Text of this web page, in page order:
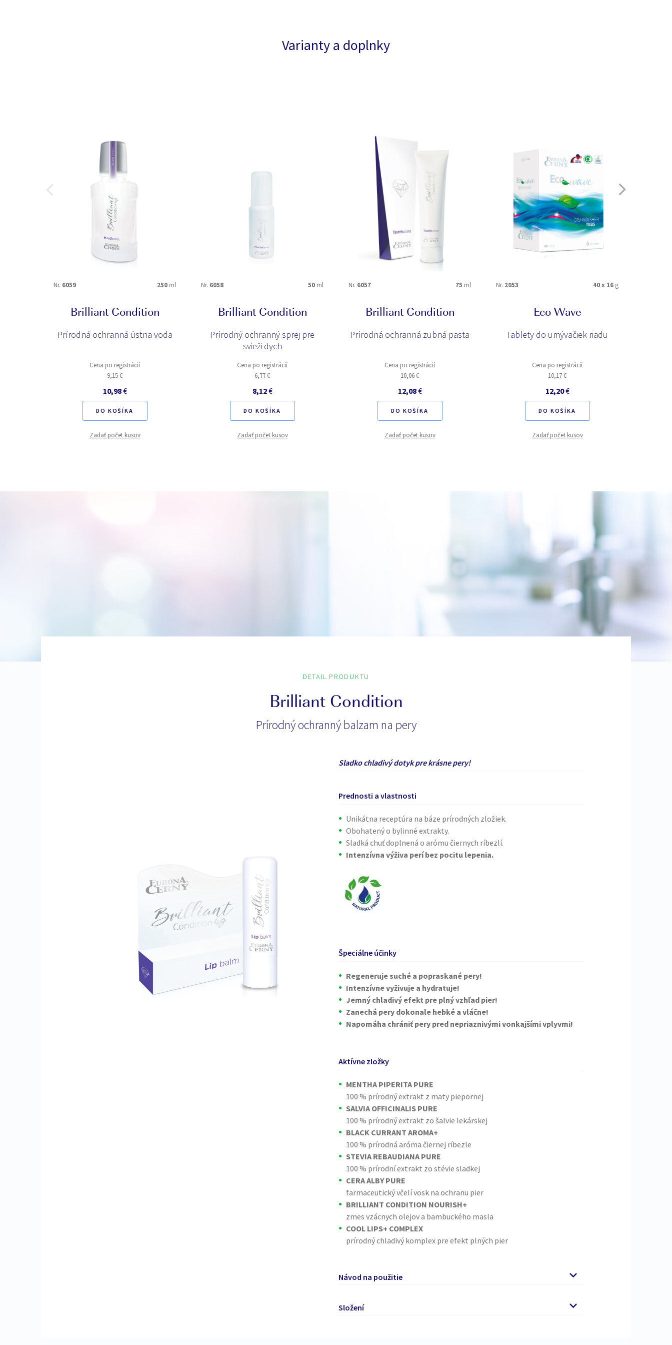
Varianty a doplnky
Nr. 6059 250 ml
Brilliant Condition
Prírodná ochranná ústna voda
Cena po registrácií
9,15 €
10,98€
DO KOŠÍKA
Zadať počet kusov
Nr. 6058 50 ml
Brilliant Condition
Prírodný ochranný sprej pre
svieži dych
Cena po registrácií
6,77 €
8,12€
DO KOŠÍKA
Zadať počet kusov
Nr. 6057 75 ml
Brilliant Condition
Prírodná ochranná zubná pasta
Cena po registrácií
10,06 €
12,08€
DO KOŠÍKA
Zadať počet kusov
Nr. 2053 40 x 16 g
Eco Wave
Tablety do umývačiek riadu
Cena po registrácií
10,17 €
12,20€
DO KOŠÍKA
Zadať počet kusov
DETAIL PRODUKTU
Brilliant Condition
Prírodný ochranný balzam na pery
Sladko chladivý dotyk pre krásne pery!
Prednosti a vlastnosti
Unikátna receptúra na báze prírodných zložiek.
Obohatený o bylinné extrakty.
Sladká chuť doplnená o arómu čiernych ríbezlí.
Intenzívna výživa perí bez pocitu lepenia.
Špeciálne účinky
Regeneruje suché a popraskané pery!
Intenzívne vyživuje a hydratuje!
Jemný chladivý efekt pre plný vzhľad pier!
Zanechá pery dokonale hebké a vláčne!
Napomáha chrániť pery pred nepriaznivými vonkajšími vplyvmi!
Aktívne zložky
MENTHA PIPERITA PURE
100 % prírodný extrakt z mäty piepornej
SALVIA OFFICINALIS PURE
100 % prírodný extrakt zo šalvie lekárskej
BLACK CURRANT AROMA+
100 % prírodná aróma čiernej ríbezle
STEVIA REBAUDIANA PURE
100 % prírodní extrakt zo stévie sladkej
CERA ALBY PURE
farmaceutický včelí vosk na ochranu pier
BRILLIANT CONDITION NOURISH+
zmes vzácnych olejov a bambuckého masla
COOL LIPS+ COMPLEX
prírodný chladivý komplex pre efekt plných pier
Návod na použitie
niekoľkokrát denne.
Složení